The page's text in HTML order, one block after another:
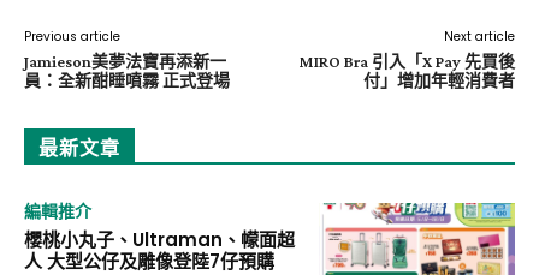
Previous article
Jamieson美夢法寶再添新一
員：全新酣睡噴霧 正式登場
Next article
MIRO Bra 引入「X Pay 先買後
付」增加年輕消費者
最新文章
編輯推介
櫻桃小丸子、Ultraman、幪面超
人 大型公仔及雕像登陸7仔預購